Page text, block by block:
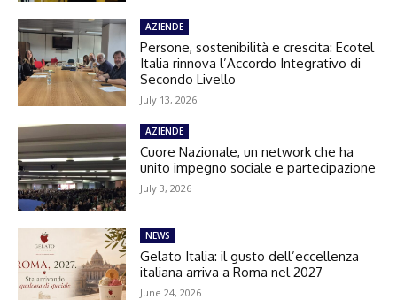
AZIENDE
Persone, sostenibilità e crescita: Ecotel
Italia rinnova l’Accordo Integrativo di
Secondo Livello
July 13, 2026
AZIENDE
Cuore Nazionale, un network che ha
unito impegno sociale e partecipazione
July 3, 2026
NEWS
Gelato Italia: il gusto dell’eccellenza
italiana arriva a Roma nel 2027
June 24, 2026